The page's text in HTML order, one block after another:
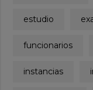
estudio
funcionarios
instancias